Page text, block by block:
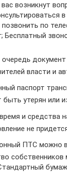
возникнут
позвонить по
Бесплатный
власти и
паспорт
утерян или
и средства
не
ПТС можно